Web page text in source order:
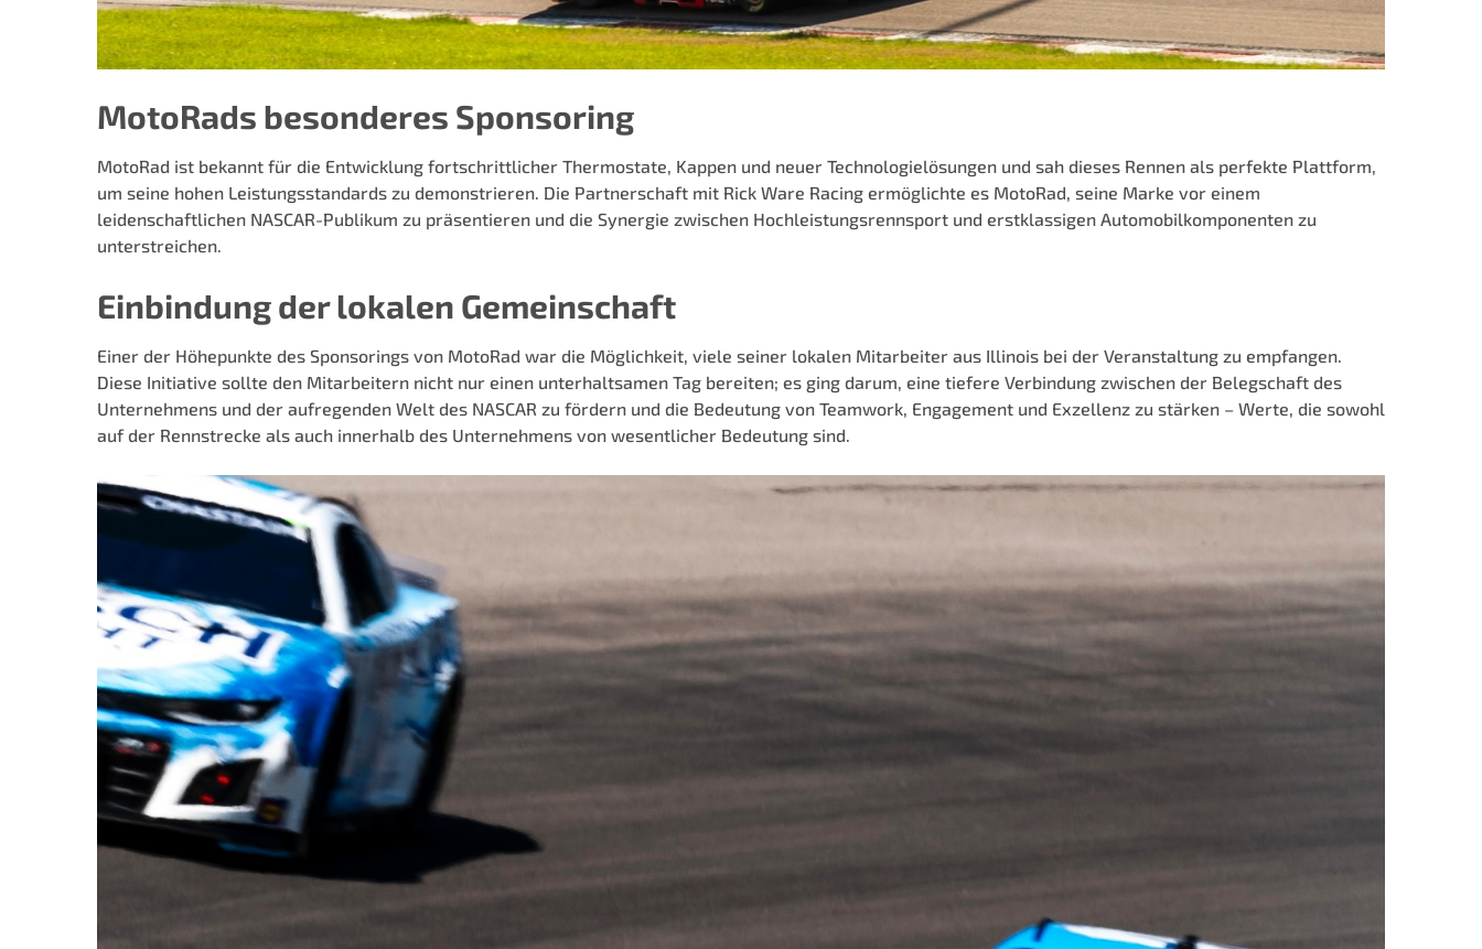
MotoRads besonderes Sponsoring
MotoRad ist bekannt für die Entwicklung fortschrittlicher Thermostate, Kappen und neuer Technologielösungen und sah dieses Rennen als perfekte Plattform,
um seine hohen Leistungsstandards zu demonstrieren. Die Partnerschaft mit Rick Ware Racing ermöglichte es MotoRad, seine Marke vor einem
leidenschaftlichen NASCAR-Publikum zu präsentieren und die Synergie zwischen Hochleistungsrennsport und erstklassigen Automobilkomponenten zu
unterstreichen.
Einbindung der lokalen Gemeinschaft
Einer der Höhepunkte des Sponsorings von MotoRad war die Möglichkeit, viele seiner lokalen Mitarbeiter aus Illinois bei der Veranstaltung zu empfangen.
Diese Initiative sollte den Mitarbeitern nicht nur einen unterhaltsamen Tag bereiten; es ging darum, eine tiefere Verbindung zwischen der Belegschaft des
Unternehmens und der aufregenden Welt des NASCAR zu fördern und die Bedeutung von Teamwork, Engagement und Exzellenz zu stärken – Werte, die sowohl
auf der Rennstrecke als auch innerhalb des Unternehmens von wesentlicher Bedeutung sind.